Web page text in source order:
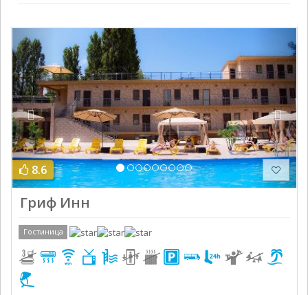
Previous Next
8.6
Гриф Инн
Гостиница